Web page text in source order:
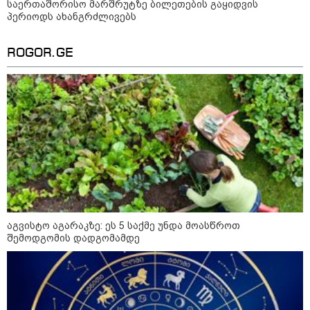
"სა­მარ­ცხვი­ნოა ეს ყვე­ლა­ფე­რი,
"ეს ის ადგილია, საიდანაც
გუშინდელი ვიდეო ვირუსულად
გავრცელდა.... დანარჩენი თქვენ
განსაჯეთ, რამდენად
შესაძლებელია აქ ადამიანის
გადავარდნა" - რა კადრებს
აქვეყნებს კობა ახალაძე
მლეთიდან, სადაც 12 წლის წინ
გურამ დადიანიძე გაუჩინარდა?
პოლიტიკა
საერთაშორისო მარშრუტზე ბილეთების გაყიდვის
პერიოდს ახანგრძლივებს
ROGOR.GE
აგვისტო აგარაკზე: ეს 5 საქმე უნდა მოასწროთ
შემოდგომის დადგომამდე